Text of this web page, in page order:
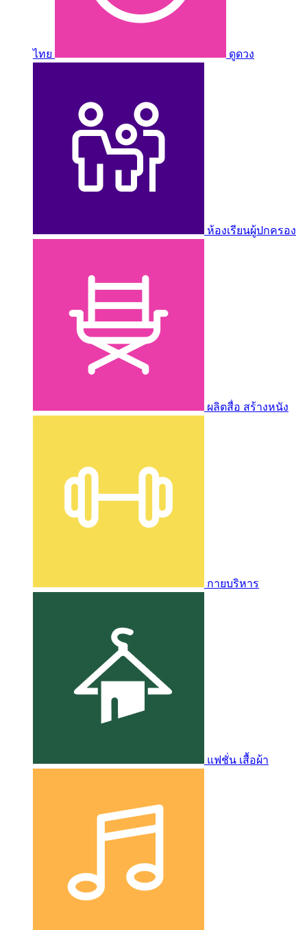
ไทย ดูดวง
ห้องเรียนผู้ปกครอง
ผลิตสื่อ สร้างหนัง
กายบริหาร
แฟชั่น เสื้อผ้า